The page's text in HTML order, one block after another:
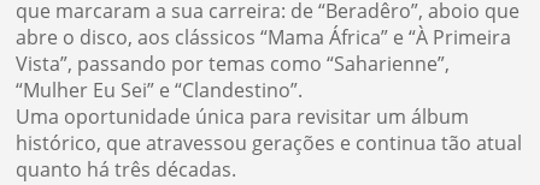
que marcaram a sua carreira: de “Beradêro”, aboio que
abre o disco, aos clássicos “Mama África” e “À Primeira
Vista”, passando por temas como “Saharienne”,
“Mulher Eu Sei” e “Clandestino”.
Uma oportunidade única para revisitar um álbum
histórico, que atravessou gerações e continua tão atual
quanto há três décadas.